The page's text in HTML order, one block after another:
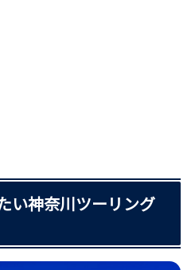
い神奈川ツーリング